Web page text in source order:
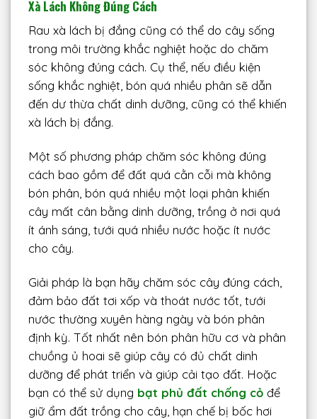
Xà Lách Không Đúng Cách
Rau xà lách bị đắng cũng có thể do cây sống
trong môi trường khắc nghiệt hoặc do chăm
sóc không đúng cách. Cụ thể, nếu điều kiện
sống khắc nghiệt, bón quá nhiều phân sẽ dẫn
đến dư thừa chất dinh dưỡng, cũng có thể khiến
xà lách bị đắng.
Một số phương pháp chăm sóc không đúng
cách bao gồm để đất quá cằn cỗi mà không
bón phân, bón quá nhiều một loại phân khiến
cây mất cân bằng dinh dưỡng, trồng ở nơi quá
ít ánh sáng, tưới quá nhiều nước hoặc ít nước
cho cây.
Giải pháp là bạn hãy chăm sóc cây đúng cách,
đảm bảo đất tơi xốp và thoát nước tốt, tưới
nước thường xuyên hàng ngày và bón phân
định kỳ. Tốt nhất nên bón phân hữu cơ và phân
chuồng ủ hoai sẽ giúp cây có đủ chất dinh
dưỡng để phát triển và giúp cải tạo đất. Hoặc
bạn có thể sử dụng bạt phủ đất chống cỏđể
giữ ẩm đất trồng cho cây, hạn chế bị bốc hơi